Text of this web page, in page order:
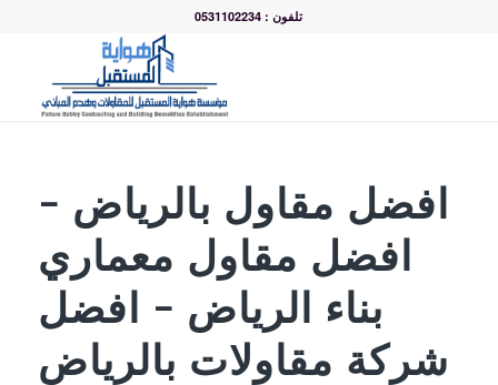
تلفون : 0531102234
افضل مقاول بالرياض –
افضل مقاول معماري
بناء الرياض – افضل
شركة مقاولات بالرياض